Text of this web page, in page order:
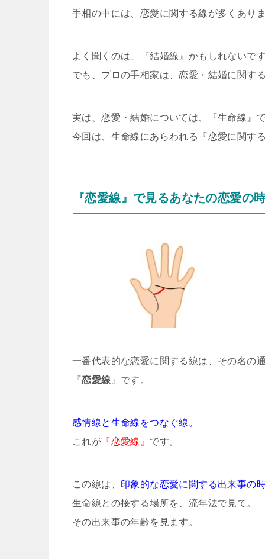
手相の中には、恋愛に関する線が多くありま
よく聞くのは、『結婚線』かもしれないで
でも、プロの手相家は、恋愛・結婚に関す
実は、恋愛・結婚については、『生命線』で
今回は、生命線にあらわれる『恋愛に関す
『恋愛線』で見るあなたの恋愛の
一番代表的な恋愛に関する線は、その名の通
『恋愛線 』です。
感情線と生命線をつなぐ線。
これが 『恋愛線』 です。
この線は、 印象的な恋愛に関する出来事の
生命線との接する場所を、流年法で見て。
その出来事の年齢を見ます。